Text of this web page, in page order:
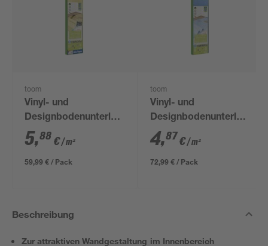
toom
Vinyl- und
Designbodenunterlage
'Aquastop' 1,5 mm,
1,2 x 8,5 m, 10,2 m² +
Tape
5,88 €/ m²
59,99 € / Pack
toom
Vinyl- und
Designbodenunterlage
1 mm, 1,2 x 12,5 m, 15
m²
4,87€/ m²
72,99 € / Pack
Beschreibung
Zur attraktiven Wandgestaltung im Innenbereich